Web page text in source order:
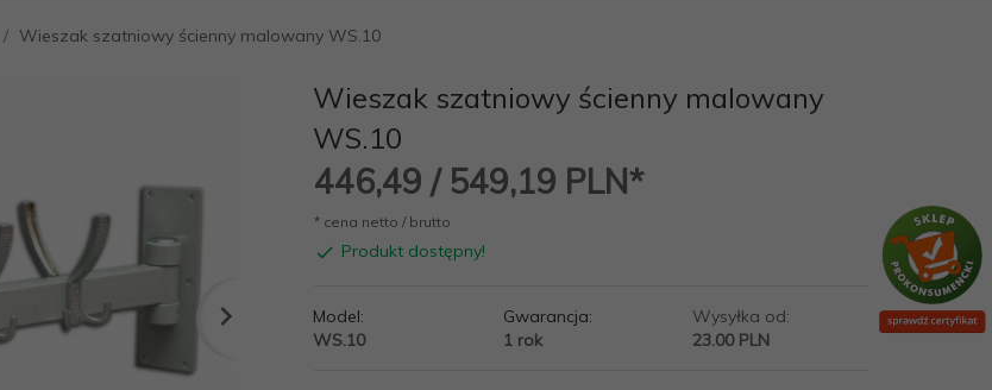
Wieszak szatniowy ścienny malowany WS.10
Wieszak szatniowy ścienny malowany
WS.10
446,49 / 549,19 PLN*
* cena netto / brutto
Produkt dostępny!
Model:
WS.10
Gwarancja:
1 rok
Wysyłka od:
23.00 PLN